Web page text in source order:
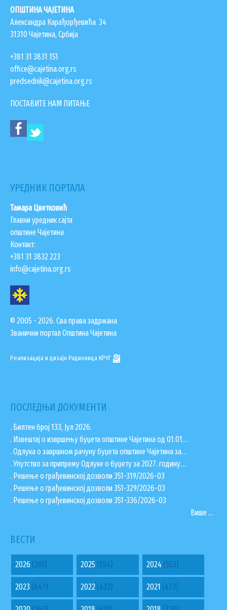
SEARCH
FORM
ПРЕТРАЖИ
ОПШТИНА ЧАЈЕТИНА
Александра Карађорђевића 34
31310 Чајетина, Србија
+381 31 3831 151
office@cajetina.org.rs
predsednik@cajetina.org.rs
ПОСТАВИТЕ НАМ ПИТАЊЕ
УРЕДНИК ПОРТАЛА
Тамара Цветковић
Главни уредник сајта
општине Чајетина
Контакт:
+381 31 3832 223
info@cajetina.org.rs
© 2005 - 2026. Сва права задржана
Званични портал Општина Чајетина
Реализација и дизајн Радионица КРУГ
ПОСЛЕДЊИ ДОКУМЕНТИ
. Билтен број 133, Јул 2026.
. Извештај о извршењу буџета општине Чајетина од 01.01…
. Одлука о завршном рачуну буџета општине Чајетина за…
. Упутство за припрему Одлуке о буџету за 2027. годину…
. Решење о грађевинској дозволи 351-319/2026-03
. Решење о грађевинској дозволи 351-329/2026-03
. Решење о грађевинској дозволи 351-336/2026-03
Више ...
ВЕСТИ
2026 (261) 2025 (554) 2024 (553)
2023 (647) 2022 (423) 2021 (473)